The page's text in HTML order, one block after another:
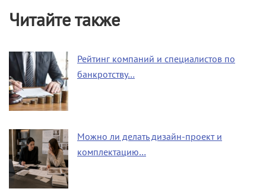
Читайте также
Рейтинг компаний и специалистов по
банкротству…
Можно ли делать дизайн-проект и
комплектацию…